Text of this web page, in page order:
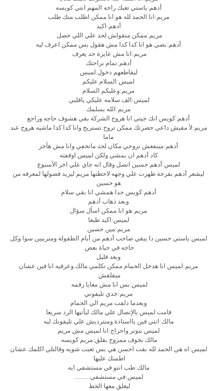
أدهم:ياستي تعبك راحه المهم انتي كويسه
مريم:انا الحمد لله هو انا ممكن اطلب منك طلب
أدهم:اكيد
مريم:ممكن متقولش لحد علي اللي حصل
أدهم:بصي هو انا كدا كدا مش هقول بس ممكن اعرف ليه
مريم:انا مش عايزة حد يعرف
أدهم:تمام براحتك
ليقاطعهم دخول لميس
لميس:السلام عليكم
مريم:وعليكم السلام
لميس:الف سلامه عليكي ياقلبي
مريم:الله يسلمك
أدهم:كويس انك جيتي انا هروح الشركة بقي هشوف حاجه وراجع
مريم:لأ مفيش داعي حضرتك ممكن تروح تستريح وانا كدا كدا ماشيه هروح عند
ماما
أدهم:مينفعش تروحي مكان لحد ماتخفي وانا مش هأخر
كاد أدهم ان يمشي ولكن لميس اوقفته
لميس:أدهم حسين اتصل وقال انه جاي علي اخر الأسبوع
ليشعر أدهم بفرحة ظهرت علي وجهه لاحظتها مريم ليزيد فضولها لمعرفه من
هو حسين
أدهم:كويس جدا همشي انا بقي سلام
وبعد ذهاب أدهم
مريم:هو انا ممكن اسأل سؤال
لميس:اكيد طبعا
مريم:مين حسين
لميس:ياستي حسين دا يبقي صاحب أدهم من أيام الطفولة ومتربيين سوا وكل
حاجه في حياة بعض
وبعد قليل
مريم:لميس انا هدخل الحمام ممكن تكلمي مالك وعرفيه انا فين عشان
ميقلقش
لميس:بس انا مش معايا رقمه
مريم:خدي تليفوني
وبعدما دلفت مريم الي الحمام
قامت لميس بالإتصال علي مالك ليأتيها الرد سريعا
مالك:انتي فين يااستاذة ومبترديش علي تليفونك ليه
لميس بتوتر واحراج:انا لميس مش مريم
مالك بخوف ممزوج بقلق:مريم كويسه
لميس:اه هي الحمد لله بقت احسن هي بس تعبت شويه وقالتلي اكلمك عشان
اطمنك عليها
مالك:طب انتو في مستشفي ايه
لميس:في مستشفي...........
ليغلق معها الخط